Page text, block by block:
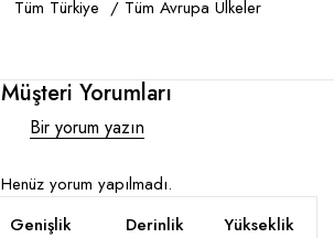
Tüm Türkiye / Tüm Avrupa Ülkeler
Müşteri Yorumları
Bir yorum yazın
Henüz yorum yapılmadı.
Genişlik Derinlik Yükseklik